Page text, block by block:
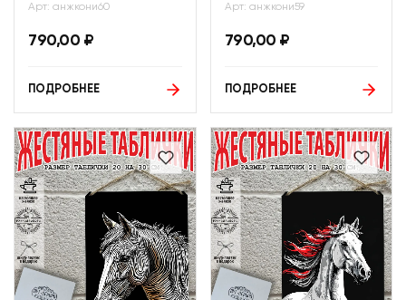
Арт: анжкони60
790,00 ₽
ПОДРОБНЕЕ
Арт: анжкони59
790,00 ₽
ПОДРОБНЕЕ